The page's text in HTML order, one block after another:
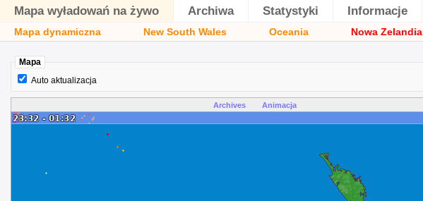
Mapa wyładowań na żywo Archiwa Statystyki Informacje
Mapa dynamiczna New South Wales Oceania Nowa Zelandia
Mapa
Auto aktualizacja
Archives Animacja